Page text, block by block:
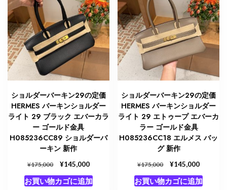
た。
す。
た。
す。
ショルダーバーキン29の定価
HERMES バーキンショルダー
ライト 29 ブラック エバーカラ
ー ゴールド金具
H085236CC89 ショルダーバ
ーキン 新作
¥175,000
元
の
価
¥145,000現
在
の
お買い物カゴに追加
ショルダーバーキン29の定価
HERMES バーキンショルダー
ライト 29 エトゥープ エバーカ
ラー ゴールド金具
H085236CC18 エルメス バッ
グ 新作
¥175,000
元
の
価
¥145,000現
在
の
お買い物カゴに追加